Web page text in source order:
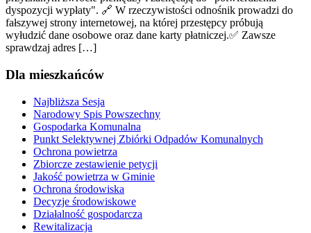
dyspozycji wypłaty". 🔗 W rzeczywistości odnośnik prowadzi do
fałszywej strony internetowej, na której przestępcy próbują
wyłudzić dane osobowe oraz dane karty płatniczej.✅ Zawsze
sprawdzaj adres […]
Dla mieszkańców
Najbliższa Sesja
Narodowy Spis Powszechny
Gospodarka Komunalna
Punkt Selektywnej Zbiórki Odpadów Komunalnych
Ochrona powietrza
Zbiorcze zestawienie petycji
Jakość powietrza w Gminie
Ochrona środowiska
Decyzje środowiskowe
Działalność gospodarcza
Rewitalizacja